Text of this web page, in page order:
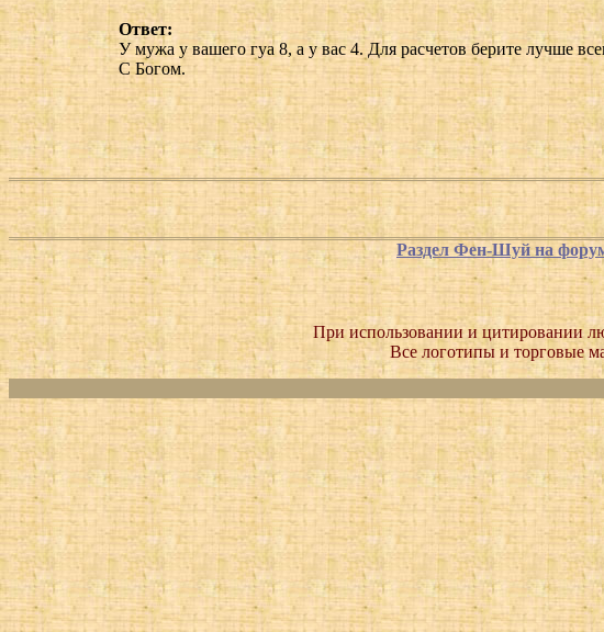
Ответ:
У мужа у вашего гуа 8, а у вас 4. Для расчетов берите лучше
С Богом.
Раздел Фен-Шуй на
При использовании и цитировании
Все логотипы и торговые